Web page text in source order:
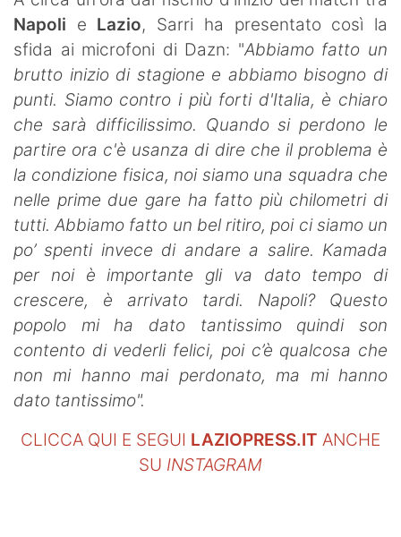
SHOP LAZIO
Contatti
Napoli e Lazio, Sarri ha presentato così la
sfida ai microfoni di Dazn: "Abbiamo fatto un
brutto inizio di stagione e abbiamo bisogno di
punti. Siamo contro i più forti d'Italia, è chiaro
che sarà difficilissimo. Quando si perdono le
partire ora c'è usanza di dire che il problema è
la condizione fisica, noi siamo una squadra che
nelle prime due gare ha fatto più chilometri di
tutti. Abbiamo fatto un bel ritiro, poi ci siamo un
po’ spenti invece di andare a salire. Kamada
per noi è importante gli va dato tempo di
crescere, è arrivato tardi. Napoli? Questo
popolo mi ha dato tantissimo quindi son
contento di vederli felici, poi c’è qualcosa che
non mi hanno mai perdonato, ma mi hanno
dato tantissimo".
CLICCA QUI E SEGUI LAZIOPRESS.IT ANCHE
SU INSTAGRAM